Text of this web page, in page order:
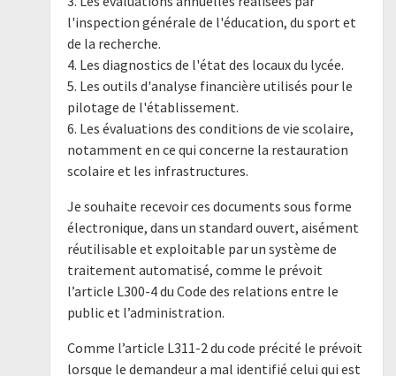
l'inspection générale de l'éducation, du sport et
de la recherche.
4. Les diagnostics de l'état des locaux du lycée.
5. Les outils d'analyse financière utilisés pour le
pilotage de l'établissement.
6. Les évaluations des conditions de vie scolaire,
notamment en ce qui concerne la restauration
scolaire et les infrastructures.
Je souhaite recevoir ces documents sous forme
électronique, dans un standard ouvert, aisément
réutilisable et exploitable par un système de
traitement automatisé, comme le prévoit
l’article L300-4 du Code des relations entre le
public et l’administration.
Comme l’article L311-2 du code précité le prévoit
lorsque le demandeur a mal identifié celui qui est